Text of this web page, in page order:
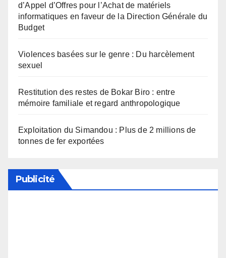
d’Appel d’Offres pour l’Achat de matériels
informatiques en faveur de la Direction Générale du
Budget
Violences basées sur le genre : Du harcèlement
sexuel
Restitution des restes de Bokar Biro : entre
mémoire familiale et regard anthropologique
Exploitation du Simandou : Plus de 2 millions de
tonnes de fer exportées
Publicité